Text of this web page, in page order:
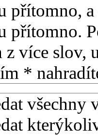
přítomno, a
přítomno.
z více slov,
*
všechny